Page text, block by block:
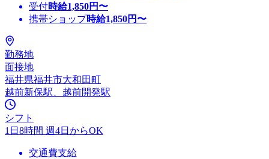
受付時給1,850円〜
携帯ショップ時給1,850円〜
勤務地
面接地
福井県福井市大和田町
越前新保駅、越前開発駅
シフト
1日8時間 週4日からOK
交通費支給